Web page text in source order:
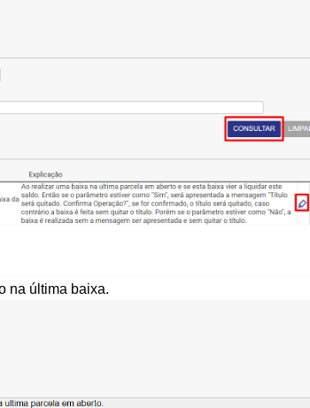
na última baixa.